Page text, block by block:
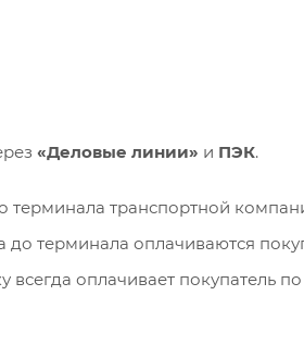
«Деловые линии» и ПЭК.
терминала транспортной
до терминала оплачиваются
оплачивает покупатель